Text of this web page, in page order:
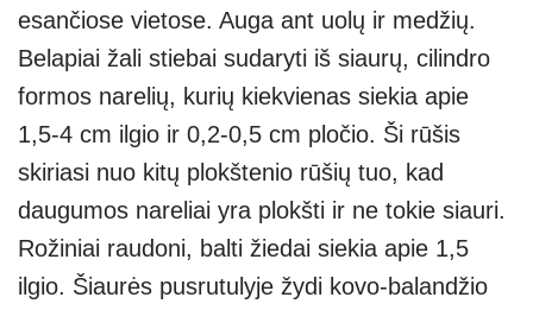
esančiose vietose. Auga ant uolų ir medžių.
Belapiai žali stiebai sudaryti iš siaurų, cilindro
formos narelių, kurių kiekvienas siekia apie
1,5-4 cm ilgio ir 0,2-0,5 cm pločio. Ši rūšis
skiriasi nuo kitų plokštenio rūšių tuo, kad
daugumos nareliai yra plokšti ir ne tokie siauri.
Rožiniai raudoni, balti žiedai siekia apie 1,5
ilgio. Šiaurės pusrutulyje žydi kovo-balandžio